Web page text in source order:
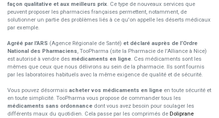
façon qualitative et aux meilleurs prix. Ce type de nouveaux services que
peuvent proposer les pharmacies françaises permettent, notamment, de
solutionner un partie des problèmes liés à ce qu'on appelle les déserts médicaux
par exemple.
Agréé par l'ARS (Agence Régionale de Santé) et déclaré auprès de l’Ordre
National des Pharmaciens, TooPharma (site la Pharmacie de l'Alliance à Nice)
est autorisé à vendre des médicaments en ligne. Ces médicaments sont les
mêmes que ceux que nous délivrons au sein de la pharmacie. Ils sont fournis
par les laboratoires habituels avec la même exigence de qualité et de sécurité.
Vous pouvez désormais acheter vos médicaments en ligne en toute sécurité et
en toute simplicité. TooPharma vous propose de commander tous les
médicaments sans ordonnance dont vous avez besoin pour soulager les
différents maux du quotidien. Cela passe par les comprimés de Doliprane